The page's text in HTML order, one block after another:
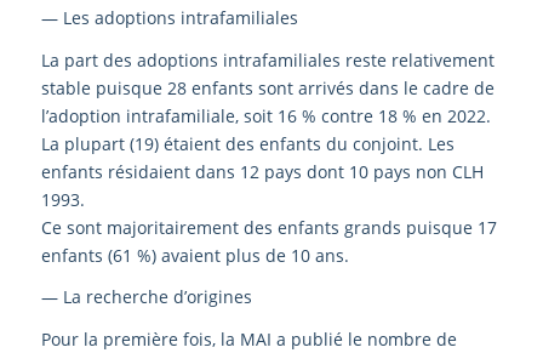
— Les adoptions intrafamiliales
La part des adoptions intrafamiliales reste relativement
stable puisque 28 enfants sont arrivés dans le cadre de
l’adoption intrafamiliale, soit 16 % contre 18 % en 2022.
La plupart (19) étaient des enfants du conjoint. Les
enfants résidaient dans 12 pays dont 10 pays non CLH
1993.
Ce sont majoritairement des enfants grands puisque 17
enfants (61 %) avaient plus de 10 ans.
— La recherche d’origines
Pour la première fois, la MAI a publié le nombre de